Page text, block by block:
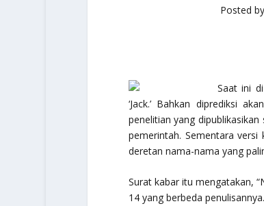
Posted by
Saat ini
‘Jack.’ Bahkan diprediksi
penelitian yang dipublikasikan
pemerintah. Sementara versi
deretan nama-nama yang
Surat kabar itu mengatakan,
14 yang berbeda